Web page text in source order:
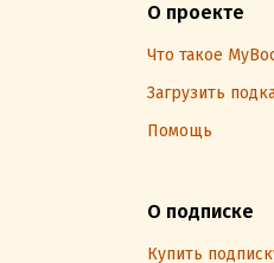
О проекте
Что такое
Загрузить
Помощь
О подписке
Купить